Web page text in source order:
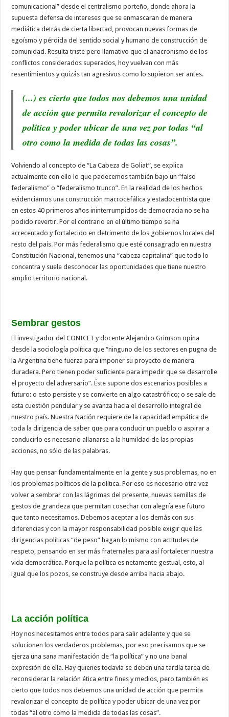
comunicacional” desde el centralismo porteño, donde ahora la
supuesta defensa de intereses que se enmascaran de manera
mediática detrás de cierta libertad, provocan nuevas formas de
egoísmo y pérdida del sentido social y humano de construcción de
comunidad. Resulta triste pero llamativo que el anacronismo de los
conflictos considerados superados, hoy vuelvan con más
resentimientos y quizás tan agresivos como lo supieron ser antes.
(...) es cierto que todos nos debemos una unidad
de acción que permita revalorizar el concepto de
política y poder ubicar de una vez por todas “al
otro como la medida de todas las cosas”.
Volviendo al concepto de “La Cabeza de Goliat”, se explica
actualmente con ello lo que padecemos también bajo un “falso
federalismo” o “federalismo trunco”. En la realidad de los hechos
evidenciamos una construcción macrocefálica y estadocentrista que
en estos 40 primeros años ininterrumpidos de democracia no se ha
podido revertir. Por el contrario en el último tiempo se ha
acrecentado y fortalecido en detrimento de los gobiernos locales del
resto del país. Por más federalismo que esté consagrado en nuestra
Constitución Nacional, tenemos una “cabeza capitalina” que todo lo
concentra y suele desconocer las oportunidades que tiene nuestro
amplio territorio nacional.
Sembrar gestos
El investigador del CONICET y docente Alejandro Grimson opina
desde la sociología política que “ninguno de los sectores en pugna de
la Argentina tiene fuerza para imponer su proyecto de manera
duradera. Pero tienen poder suficiente para impedir que se desarrolle
el proyecto del adversario”. Éste supone dos escenarios posibles a
futuro: o esto persiste y se convierte en algo catastrófico; o se sale de
esta cuestión pendular y se avanza hacia el desarrollo integral de
nuestro país. Nuestra Nación requiere de la capacidad empática de
toda la dirigencia de saber que para conducir un pueblo o aspirar a
conducirlo es necesario allanarse a la humildad de las propias
acciones, no sólo de las palabras.
Hay que pensar fundamentalmente en la gente y sus problemas, no en
los problemas políticos de la política. Por eso es necesario otra vez
volver a sembrar con las lágrimas del presente, nuevas semillas de
gestos de grandeza que permitan cosechar con alegría ese futuro
que tanto necesitamos. Debemos aceptar a los demás con sus
diferencias y con la mayor responsabilidad posible exigir que las
dirigencias políticas “de peso” hagan lo mismo con actitudes de
respeto, pensando en ser más fraternales para así fortalecer nuestra
vida democrática. Porque la política es netamente gestual, esto, al
igual que los pozos, se construye desde arriba hacia abajo.
La acción política
Hoy nos necesitamos entre todos para salir adelante y que se
solucionen los verdaderos problemas, por eso precisamos que se
ejerza una sana manifestación de “la política” y no una banal
expresión de ella. Hay quienes todavía se deben una tardía tarea de
reconsiderar la relación ética entre fines y medios, pero también es
cierto que todos nos debemos una unidad de acción que permita
revalorizar el concepto de política y poder ubicar de una vez por
todas “al otro como la medida de todas las cosas”.